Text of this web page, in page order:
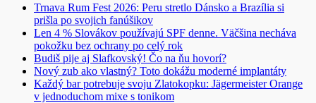
Trnava Rum Fest 2026: Peru stretlo Dánsko a Brazília si
prišla po svojich fanúšikov
Len 4 % Slovákov používajú SPF denne. Väčšina necháva
pokožku bez ochrany po celý rok
Budiš pije aj Slafkovský! Čo na ňu hovorí?
Nový zub ako vlastný? Toto dokážu moderné implantáty
Každý bar potrebuje svoju Zlatokopku: Jägermeister Orange
v jednoduchom mixe s tonikom